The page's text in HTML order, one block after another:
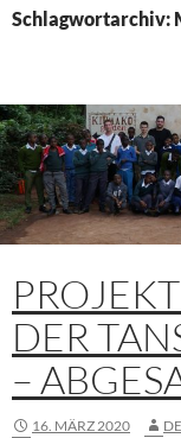
Schlagwortarchiv:
DER
–
16. MÄRZ 2020